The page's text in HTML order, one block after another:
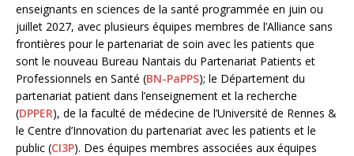
enseignants en sciences de la santé programmée en juin ou
juillet 2027, avec plusieurs équipes membres de l’Alliance sans
frontières pour le partenariat de soin avec les patients que
sont le nouveau Bureau Nantais du Partenariat Patients et
Professionnels en Santé (BN-PaPPS); le Département du
partenariat patient dans l’enseignement et la recherche
(DPPER), de la faculté de médecine de l’Université de Rennes &
le Centre d’Innovation du partenariat avec les patients et le
public (CI3P). Des équipes membres associées aux équipes